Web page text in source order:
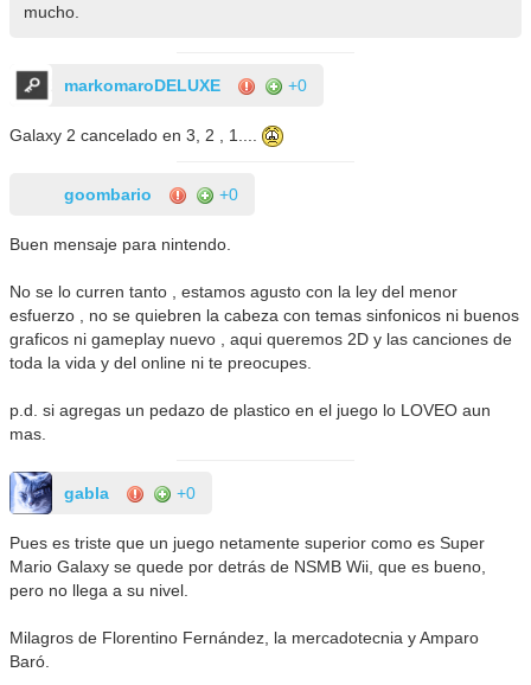
mucho.
markomaroDELUXE +0
Galaxy 2 cancelado en 3, 2 , 1....
goombario +0
Buen mensaje para nintendo.
No se lo curren tanto , estamos agusto con la ley del menor
esfuerzo , no se quiebren la cabeza con temas sinfonicos ni buenos
graficos ni gameplay nuevo , aqui queremos 2D y las canciones de
toda la vida y del online ni te preocupes.
p.d. si agregas un pedazo de plastico en el juego lo LOVEO aun
mas.
gabla +0
Pues es triste que un juego netamente superior como es Super
Mario Galaxy se quede por detrás de NSMB Wii, que es bueno,
pero no llega a su nivel.
Milagros de Florentino Fernández, la mercadotecnia y Amparo
Baró.